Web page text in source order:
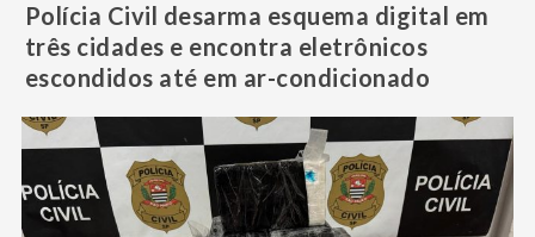
Polícia Civil desarma esquema digital em
três cidades e encontra eletrônicos
escondidos até em ar-condicionado